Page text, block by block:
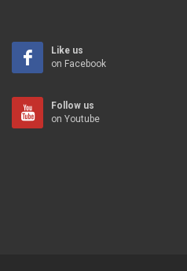
Like us
on Facebook
Follow us
on Youtube